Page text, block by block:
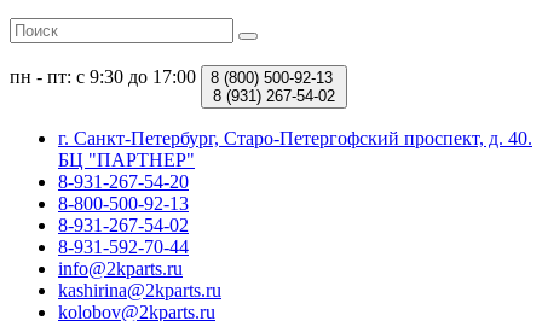
пн - пт: с 9:30 до 17:00 8 (800) 500-92-13
8 (931) 267-54-02
г. Санкт-Петербург, Старо-Петергофский проспект, д. 40.
БЦ "ПАРТНЕР"
8-931-267-54-20
8-800-500-92-13
8-931-267-54-02
8-931-592-70-44
info@2kparts.ru
kashirina@2kparts.ru
kolobov@2kparts.ru